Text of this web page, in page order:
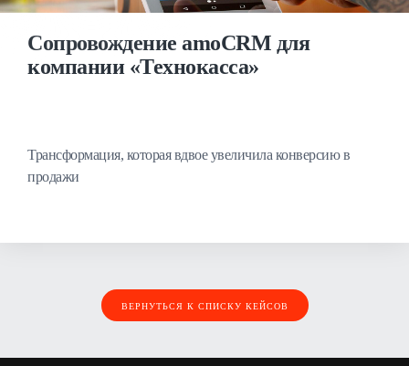
Сопровождение amoCRM для
компании «Технокасса»
Трансформация, которая вдвое увеличила конверсию в
продажи
ВЕРНУТЬСЯ К СПИСКУ КЕЙСОВ